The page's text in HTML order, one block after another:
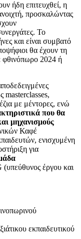
ήδη επιτευχθεί, η
προσκαλώντας
Το
και είναι συμβατό
θα έχουν τη
φθινόπωρο 2024 ή
masterclasses,
με μέντορες, ενώ
που θα
μηχανισμούς
Καφέ
ενισχυμένη
για
(υπεύθυνος έργου και
εκπαιδευτικού